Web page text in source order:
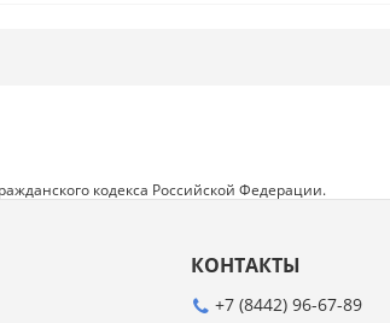
Доставка. Как был
Товар.
минусы?
кодекса Российской Федерации.
КОНТАКТЫ
+7 (8442) 96-67-89